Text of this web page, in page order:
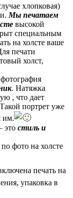
хлопковая)
Мы печатаем
высокой
специальным
на холсте ваше
печати
холст,
. Натяжка
, что дает
портрет уже
им.
это стиль и
фото на холсте
печать на
упаковка в